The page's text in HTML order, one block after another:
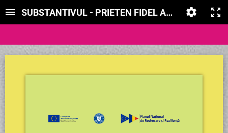
SUBSTANTIVUL - PRIETEN FIDEL AL